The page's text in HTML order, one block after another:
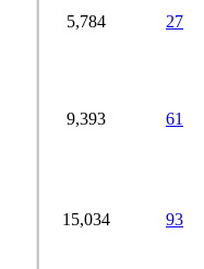
27
5,784
61
9,393
93
15,034